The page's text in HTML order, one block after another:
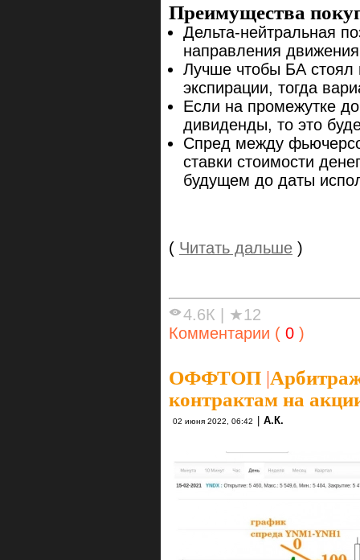
Преимущества
Дельта-нейтральная
направления
Лучше чтобы БА стоял
экспирации, тогда
Если на промежутке
дивиденды, то это
Спред между
ставки стоимости
будущем до даты
( Читать дальше )
4.6К
★12
Комментарии ( 0 )
ОФФТОП |
контрактам на
02 июня 2022, 06:42 А.К.